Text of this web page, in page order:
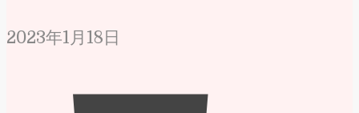
2023年1月18日